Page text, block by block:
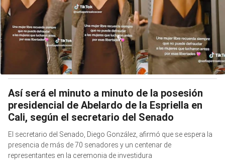
Así será el minuto a minuto de la posesión
presidencial de Abelardo de la Espriella en
Cali, según el secretario del Senado
El secretario del Senado, Diego González, afirmó que se espera la
presencia de más de 70 senadores y un centenar de
representantes en la ceremonia de investidura